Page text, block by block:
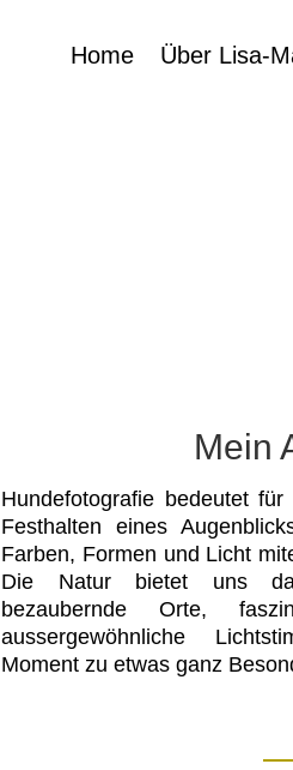
Home Über Lisa-
Mein
Hundefotografie bedeutet
Festhalten eines
Farben, Formen und Licht
Die Natur bietet uns
bezaubernde Orte,
aussergewöhnliche
Moment zu etwas ganz